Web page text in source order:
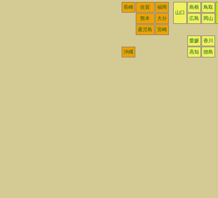
長崎 佐賀
福岡
山口
島根
鳥取
熊本
大分 広島 岡山
鹿児島 宮崎
愛媛 香川
沖縄 高知 徳島